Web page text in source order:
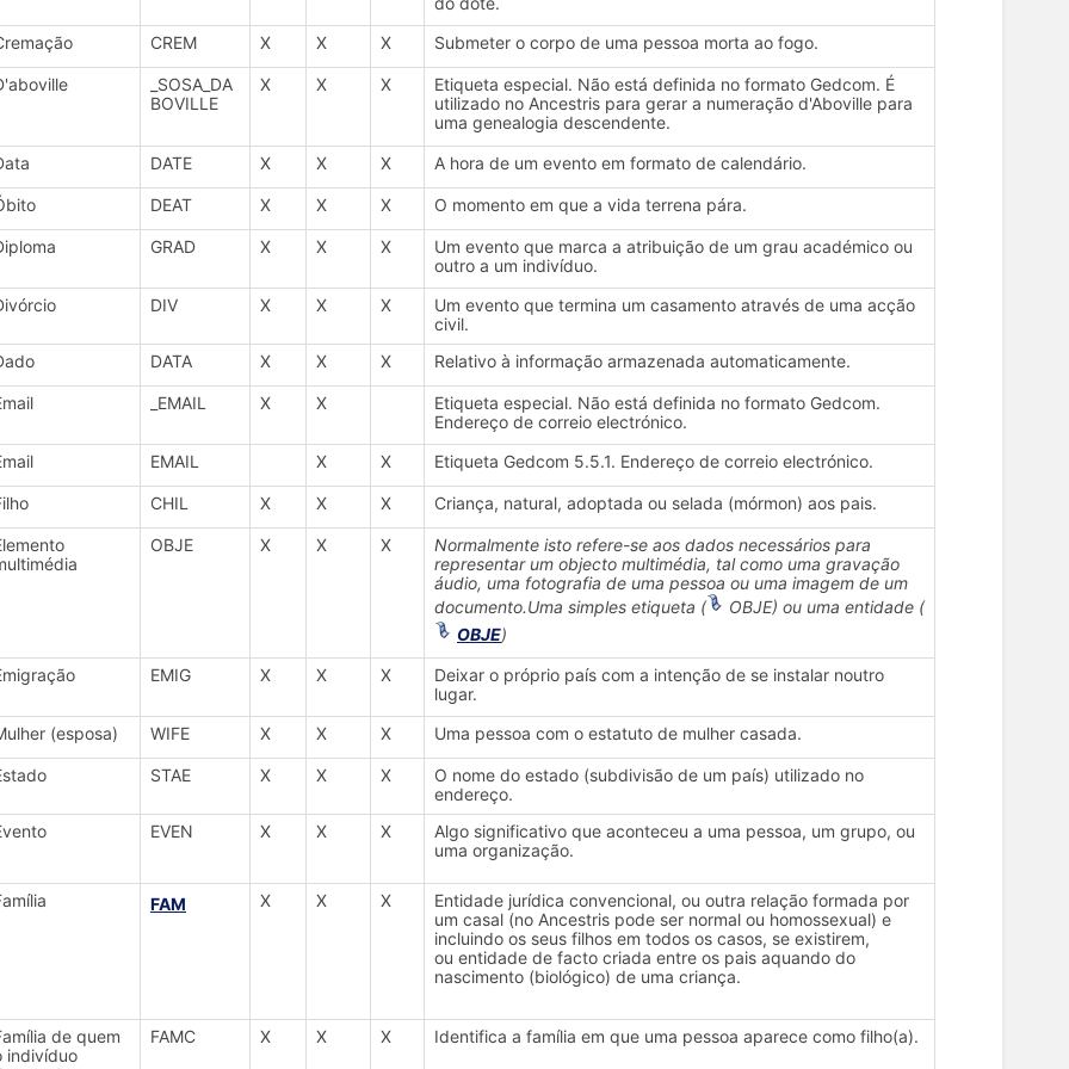
CREM X X X Submeter o corpo de uma pessoa morta ao fogo.
_SOSA_DA
BOVILLE
X X X
Etiqueta especial. Não está definida no formato Gedcom. É
utilizado no Ancestris para gerar a numeração d'Aboville para
uma genealogia descendente.
DATE X X X A hora de um evento em formato de calendário.
DEAT X X X O momento em que a vida terrena pára.
GRAD X X X
Um evento que marca a atribuição de um grau académico ou
outro a um indivíduo.
DIV X X X
Um evento que termina um casamento através de uma acção
civil.
DATA X X X Relativo à informação armazenada automaticamente.
_EMAIL X X
Etiqueta especial. Não está definida no formato Gedcom.
Endereço de correio electrónico.
EMAIL X X Etiqueta Gedcom 5.5.1. Endereço de correio electrónico.
CHIL X X X Criança, natural, adoptada ou selada (mórmon) aos pais.
OBJE X X X
Normalmente isto refere-se aos dados necessários para
representar um objecto multimédia, tal como uma gravação
áudio, uma fotografia de uma pessoa ou uma imagem de um
documento.Uma simples etiqueta (
OBJE) ou uma entidade (
OBJE)
EMIG X X X
Deixar o próprio país com a intenção de se instalar noutro
lugar.
(esposa)
WIFE X X X Uma pessoa com o estatuto de mulher casada.
STAE X X X
O nome do estado (subdivisão de um país) utilizado no
endereço.
EVEN X X X
Algo significativo que aconteceu a uma pessoa, um grupo, ou
uma organização.
FAM X X X
Entidade jurídica convencional, ou outra relação formada por
um casal (no Ancestris pode ser normal ou homossexual) e
incluindo os seus filhos em todos os casos, se existirem,
ou entidade de facto criada entre os pais aquando do
nascimento (biológico) de uma criança.
de quem
indivíduo
FAMC X X X Identifica a família em que uma pessoa aparece como filho(a).